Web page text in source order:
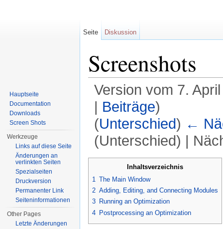
Screenshots
Version vom 7.
| Beiträge)
(Unterschied) ←
(Unterschied) |
Inhaltsverzeichnis
1 The Main Window
2 Adding, Editing, and Connecting Modules
3 Running an Optimization
4 Postprocessing an Optimization
Seite Diskussion
Hauptseite
Documentation
Downloads
Screen Shots
Werkzeuge
Links auf diese Seite
Änderungen an
verlinkten Seiten
Spezialseiten
Druckversion
Permanenter Link
Seiten­informationen
Other Pages
Letzte Änderungen